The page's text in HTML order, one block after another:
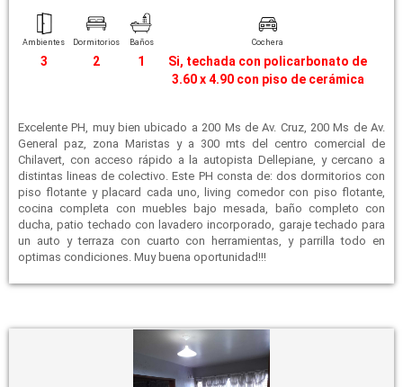
Ambientes
3
Dormitorios
2
Baños
1
Cochera
Si, techada con policarbonato de
3.60 x 4.90 con piso de cerámica
Excelente PH, muy bien ubicado a 200 Ms de Av. Cruz, 200 Ms de Av.
General paz, zona Maristas y a 300 mts del centro comercial de
Chilavert, con acceso rápido a la autopista Dellepiane, y cercano a
distintas lineas de colectivo. Este PH consta de: dos dormitorios con
piso flotante y placard cada uno, living comedor con piso flotante,
cocina completa con muebles bajo mesada, baño completo con
ducha, patio techado con lavadero incorporado, garaje techado para
un auto y terraza con cuarto con herramientas, y parrilla todo en
optimas condiciones. Muy buena oportunidad!!!